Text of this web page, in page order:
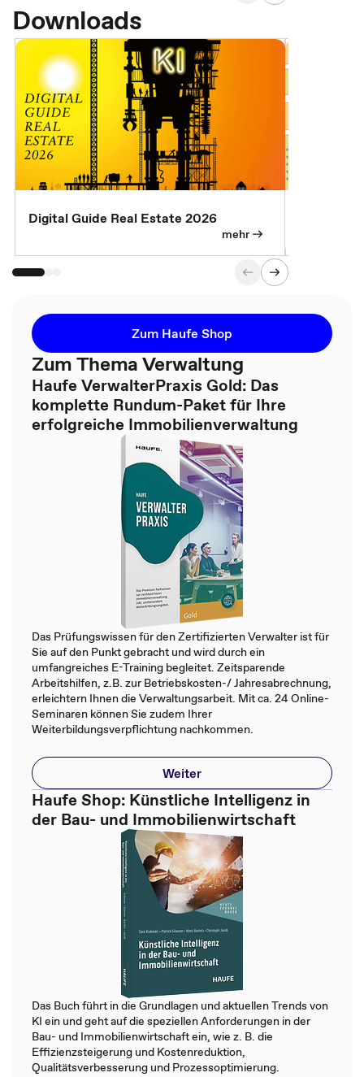
Downloads
Digital Guide Real Estate 2026
mehr
Zum Haufe Shop
Zum Thema Verwaltung
Haufe VerwalterPraxis Gold: Das
komplette Rundum-Paket für Ihre
erfolgreiche Immobilienverwaltung
Das Prüfungswissen für den Zertifizierten Verwalter ist für
Sie auf den Punkt gebracht und wird durch ein
umfangreiches E-Training begleitet. Zeitsparende
Arbeitshilfen, z.B. zur Betriebskosten-/ Jahresabrechnung,
erleichtern Ihnen die Verwaltungsarbeit. Mit ca. 24 Online-
Seminaren können Sie zudem Ihrer
Weiterbildungsverpflichtung nachkommen.
Weiter
Haufe Shop: Künstliche Intelligenz in
der Bau- und Immobilienwirtschaft
Das Buch führt in die Grundlagen und aktuellen Trends von
KI ein und geht auf die speziellen Anforderungen in der
Bau- und Immobilienwirtschaft ein, wie z. B. die
Effizienzsteigerung und Kostenreduktion,
Qualitätsverbesserung und Prozessoptimierung.